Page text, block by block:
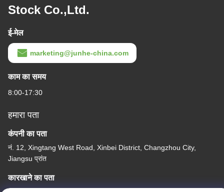
Stock Co.,Ltd.
ई-मेल
marketing@junhe-china.com
काम का समय
8:00-17:30
हमारा पता
कंपनी का पता
नं. 12, Xingtang West Road, Xinbei District, Changzhou City,
Jiangsu प्रांत
कारखाने का पता